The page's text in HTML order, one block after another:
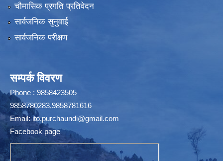
चौमासिक प्रगति प्रतिवेदन
सार्वजनिक सुनुवाई
सार्वजनिक परीक्षण
सम्पर्क विवरण
Phone : 9858423505
9858780283,9858781616
Email:ito.purchaundi@gmail.com
Facebook page